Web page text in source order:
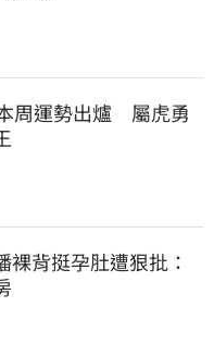
周運勢出爐　屬虎勇
裸背挺孕肚遭狠批：